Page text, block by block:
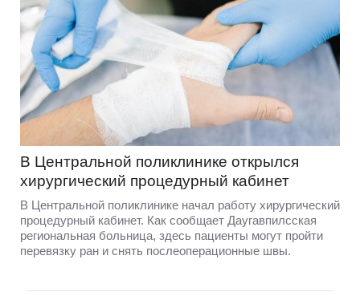
В Центральной поликлинике открылся
хирургический процедурный кабинет
В Центральной поликлинике начал работу хирургический
процедурный кабинет. Как сообщает Даугавпилсская
региональная больница, здесь пациенты могут пройти
перевязку ран и снять послеоперационные швы.